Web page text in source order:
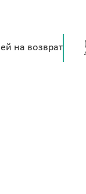
на возврат